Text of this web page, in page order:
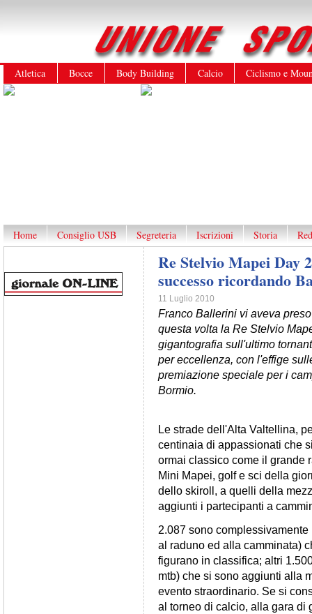
Atletica Bocce Body Building Calcio Ciclismo e
Home Consiglio USB Segreteria Iscrizioni Storia
Re Stelvio Mapei Day
successo ricordando
11 Luglio 2010
Franco Ballerini vi aveva
questa volta la Re Stelvio
gigantografia sull'ultimo
per eccellenza, con l'effige
premiazione speciale per i
Bormio.
Le strade dell'Alta Valtellina,
centinaia di appassionati che
ormai classico come il grande
Mini Mapei, golf e sci della
dello skiroll, a quelli della
aggiunti i partecipanti a
2.087 sono
al raduno ed alla camminata)
figurano in classifica; altri
mtb) che si sono aggiunti alla
evento straordinario. Se si
al torneo di calcio, alla gara di